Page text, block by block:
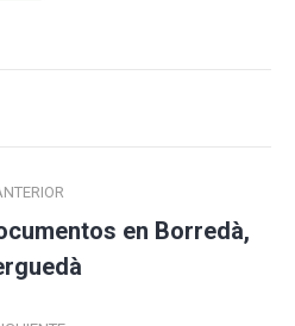
Publicación
anterior:
en Borredà,